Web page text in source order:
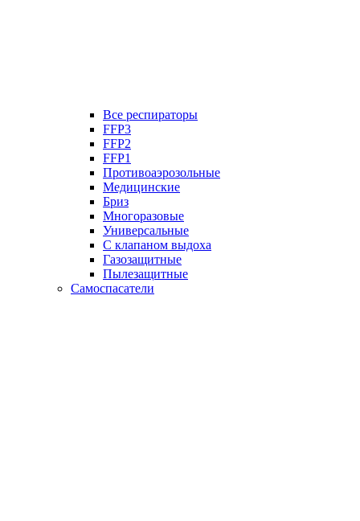
Все респираторы
FFP3
FFP2
FFP1
Противоаэрозольные
Медицинские
Бриз
Многоразовые
Универсальные
С клапаном выдоха
Газозащитные
Пылезащитные
Самоспасатели